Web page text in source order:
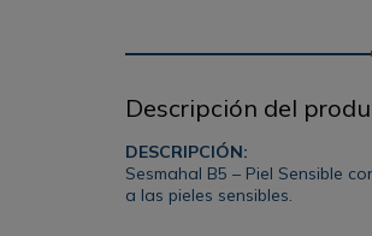
Descripción del
DESCRIPCIÓN:
Sesmahal B5 – Piel Sensible
a las pieles sensibles.